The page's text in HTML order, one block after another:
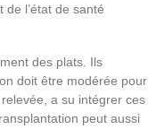
de l’état de santé
des plats. Ils
doit être modérée pour
a su intégrer ces
peut aussi